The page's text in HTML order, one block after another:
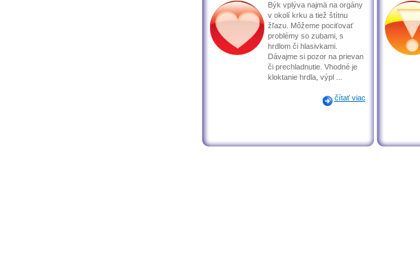
Býk vplýva najmä na orgány
v okolí krku a tiež štítnu
žľazu. Môžeme pociťovať
problémy so zubami, s
hrdlom či hlasivkami.
Dávajme si pozor na prievan
či prechladnutie. Vhodné je
kloktanie hrdla, výpl ...
čítať viac